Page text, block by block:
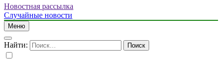
Новостная рассылка
Случайные новости
Меню
Найти: